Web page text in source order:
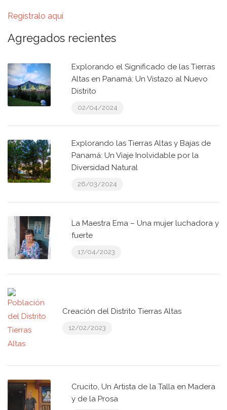
Regístralo aquí
Agregados recientes
Explorando el Significado de las Tierras
Altas en Panamá: Un Vistazo al Nuevo
Distrito
02/04/2024
Explorando las Tierras Altas y Bajas de
Panamá: Un Viaje Inolvidable por la
Diversidad Natural
26/03/2024
La Maestra Ema – Una mujer luchadora y
fuerte
17/04/2023
Creación del Distrito Tierras Altas
12/02/2023
Crucito, Un Artista de la Talla en Madera
y de la Prosa